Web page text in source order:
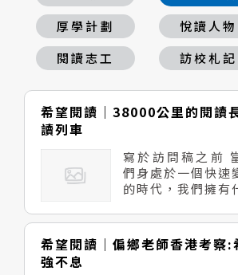
厚學計劃
悅讀人物
閱讀志工
訪校札記
希望閱讀｜38000公里的閱讀
讀列車
寫於訪問稿之前 當我
們身處於一個快速
的時代，我們擁有
話？ 從芬蘭成功
驗中，讓我們發現
「世界第一」品牌
希望閱讀｜偏鄉老師香港考察:
強不息